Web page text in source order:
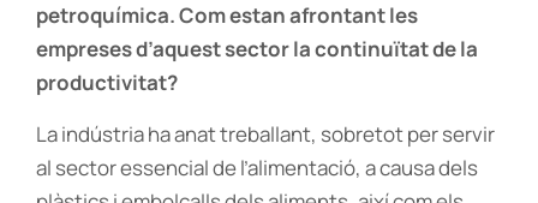
petroquímica. Com estan afrontant les
empreses d’aquest sector la continuïtat de la
productivitat?
La indústria ha anat treballant, sobretot per servir
al sector essencial de l’alimentació, a causa dels